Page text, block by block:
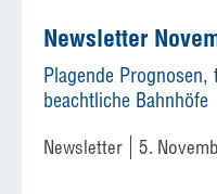
Newsletter
Plagende
beachtliche Bahnhöfe
Newsletter 5.